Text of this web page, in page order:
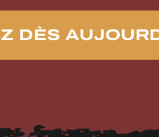
DÈS